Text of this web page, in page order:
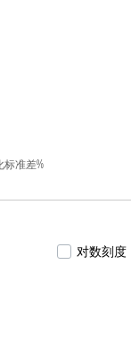
标准差%
对数刻度